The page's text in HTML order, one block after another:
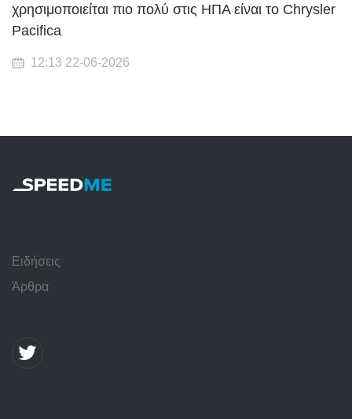
χρησιμοποιείται πιο πολύ στις ΗΠΑ είναι το Chrysler
Pacifica
12:13 22-06-2026
Ειδήσεις
Άρθρα